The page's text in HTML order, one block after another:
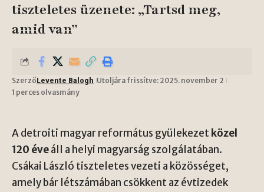
tiszteletes üzenete: „Tartsd meg,
amid van”
Szerző Levente Balogh Utoljára frissítve: 2025. november 2
1 perces olvasmány
A detroiti magyar református gyülekezet közel
120 éveáll a helyi magyarság szolgálatában.
Csákai László tiszteletes vezeti a közösséget,
amely bár létszámában csökkent az évtizedek